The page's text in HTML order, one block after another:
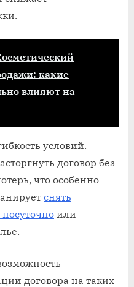
какие
влияют на
условий.
договор без
что особенно
снять
или
договора на таких